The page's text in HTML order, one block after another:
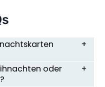
oder